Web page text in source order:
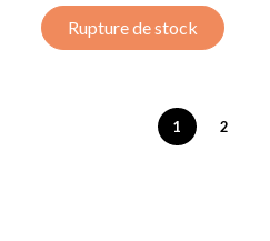
Rupture de stock
1 2